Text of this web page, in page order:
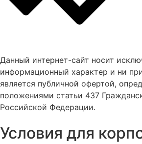
Данный интернет-сайт носит
информационный характер и ни
является публичной офертой,
положениями статьи 437
Российской Федерации.
Условия для